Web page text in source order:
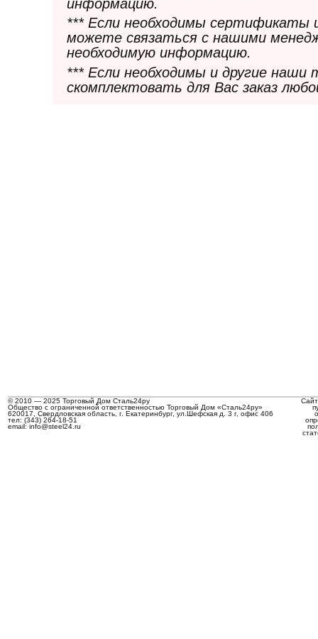
информацию.
*** Если необходимы сертификаты
можете связаться с нашими
необходимую информацию.
*** Если необходимы и другие
скомплектовать для Вас заказ
© 2010 — 2025 Торговый Дом Сталь24ру
Общество с ограниченной ответственностью Торговый Дом «Сталь24ру»
620017, Свердловская область, г. Екатеринбург, ул.Шефская д. 3 г, офис 406
тел: (343) 264-18-51
email: info@steel24.ru